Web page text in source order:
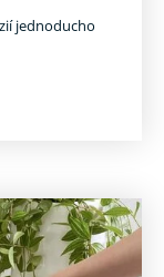
jednoducho